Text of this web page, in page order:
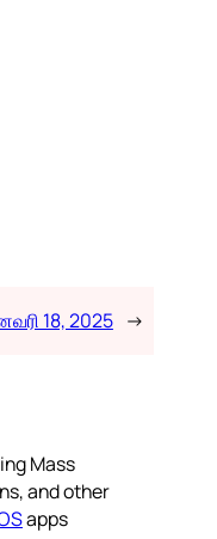
18, 2025 →
Mass
and other
apps